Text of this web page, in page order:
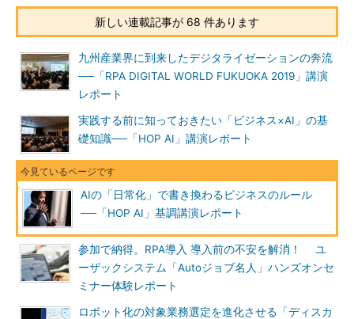
新しい連載記事が 68 件あります
九州産業界に到来したデジタライゼーションの奔流
──「RPA DIGITAL WORLD FUKUOKA 2019」講演
レポート
実践する前に知っておきたい「ビジネス×AI」の基
礎知識──「HOP AI」講演レポート
AIの「日常化」で書き換わるビジネスのルール
──「HOP AI」基調講演レポート
参加で納得。RPA導入 導入前の不安を解消！ ユ
ーザックシステム「Autoジョブ名人」ハンズオンセ
ミナー体験レポート
ロボット化の対象業務選定を進化させる「ディスカ